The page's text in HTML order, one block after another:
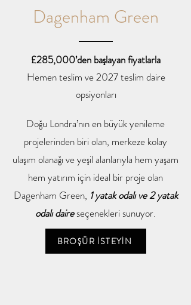
Dagenham Green
£285,000’den başlayan fiyatlarla
Hemen teslim ve 2027 teslim daire
opsiyonları
Doğu Londra’nın en büyük yenileme
projelerinden biri olan, merkeze kolay
ulaşım olanağı ve yeşil alanlarıyla hem yaşam
hem yatırım için ideal bir proje olan
Dagenham Green, 1 yatak odalı ve 2 yatak
odalı daireseçenekleri sunuyor.
BROŞÜR İSTEYİN